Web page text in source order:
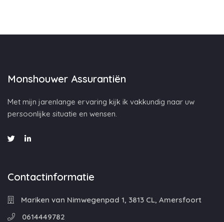
Monshouwer Assurantiën
Met mijn jarenlange ervaring kijk ik vakkundig naar uw
persoonlijke situatie en wensen.
Contactinformatie
Mariken van Nimwegenpad 1, 3813 CL, Amersfoort
0614449782